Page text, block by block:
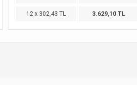
12 x 302,43 TL 3.629,10 TL